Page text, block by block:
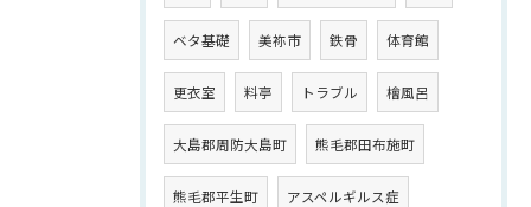
ベタ基礎 美祢市 鉄骨 体育館
更衣室 料亭 トラブル 檜風呂
大島郡周防大島町 熊毛郡田布施町
熊毛郡平生町 アスペルギルス症